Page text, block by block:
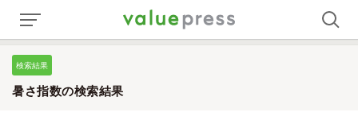
検索結果
暑さ指数の検索結果